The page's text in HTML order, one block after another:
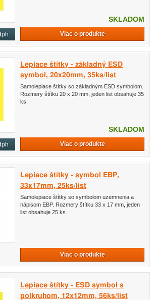
SKLADOM
Viac o produkte
Lepiace štítky - základný ESD
symbol, 20x20mm, 35ks/list
Samolepiace štítky so základným ESD symbolom.
Rozmery štítku 20 x 20 mm, jeden list obsahuje 35
ks.
SKLADOM
Viac o produkte
Lepiace štítky - symbol EBP,
33x17mm, 25ks/list
Samolepiace štítky so symbolom uzemnenia a
nápisom EBP. Rozmery štítku 33 x 17 mm, jeden
list obsahuje 25 ks.
Viac o produkte
Lepiace štítky - ESD symbol s
polkruhom, 12x12mm, 56ks/list